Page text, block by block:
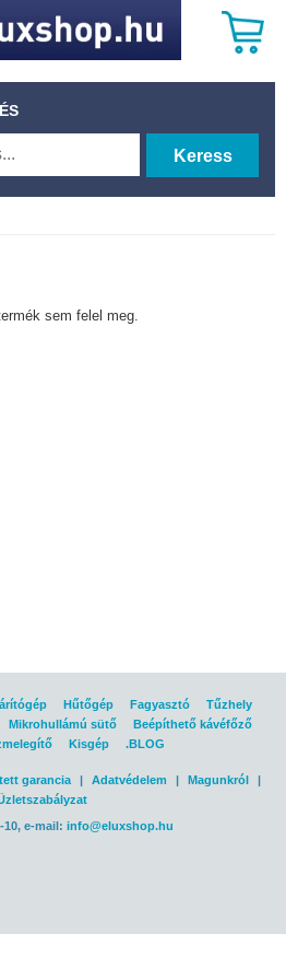
Keress
sem felel meg.
Hűtőgép Fagyasztó
Tűzhely
Mikrohullámú sütő
Beépíthető kávéfőző
Kisgép .BLOG
garancia | Adatvédelem | Magunkról
|
10, e-mail: info@eluxshop.hu